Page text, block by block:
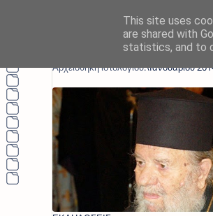
This site uses
are shared with
statistics, and to